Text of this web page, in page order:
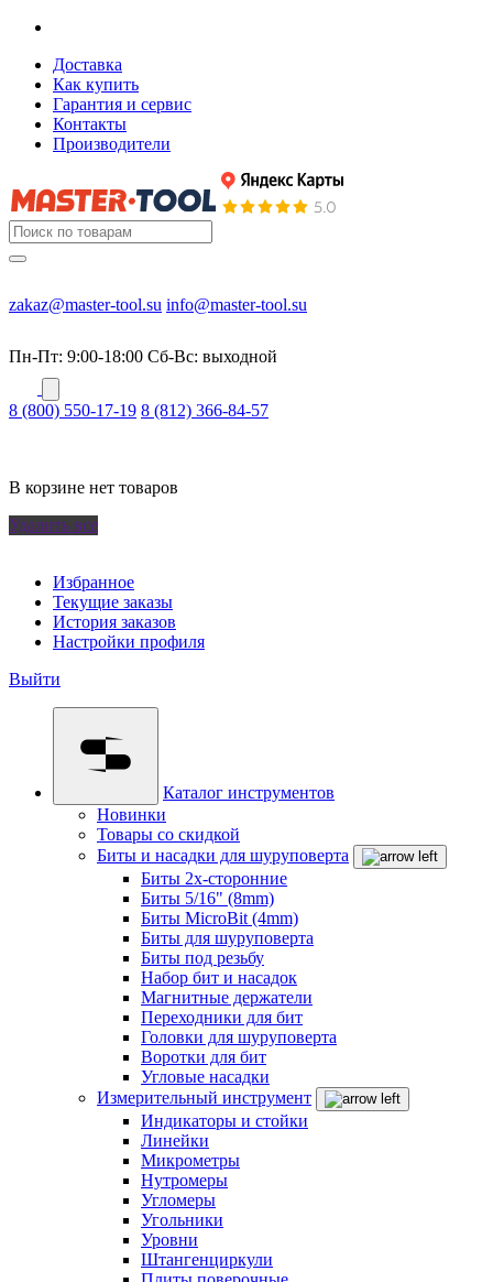
Доставка
Как купить
Гарантия и сервис
Контакты
Производители
zakaz@master-tool.su info@master-tool.su
Пн-Пт: 9:00-18:00 Cб-Вс: выходной
8 (800) 550-17-19 8 (812) 366-84-57
В корзине нет товаров
Удалить все
Избранное
Текущие заказы
История заказов
Настройки профиля
Выйти
Каталог инструментов
Новинки
Товары со скидкой
Биты и насадки для шуруповерта
Биты 2х-сторонние
Биты 5/16" (8mm)
Биты MicroBit (4mm)
Биты для шуруповерта
Биты под резьбу
Набор бит и насадок
Магнитные держатели
Переходники для бит
Головки для шуруповерта
Воротки для бит
Угловые насадки
Измерительный инструмент
Индикаторы и стойки
Линейки
Микрометры
Нутромеры
Угломеры
Угольники
Уровни
Штангенциркули